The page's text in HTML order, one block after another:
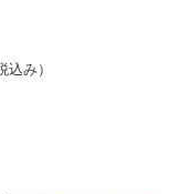
込み）